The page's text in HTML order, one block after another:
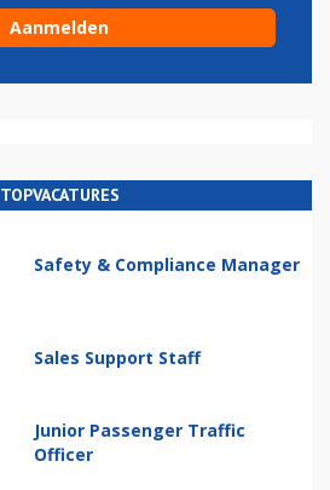
TOPVACATURES
Safety & Compliance Manager
Sales Support Staff
Junior Passenger Traffic
Officer